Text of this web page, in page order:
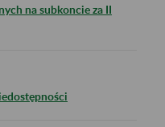
na subkoncie za II